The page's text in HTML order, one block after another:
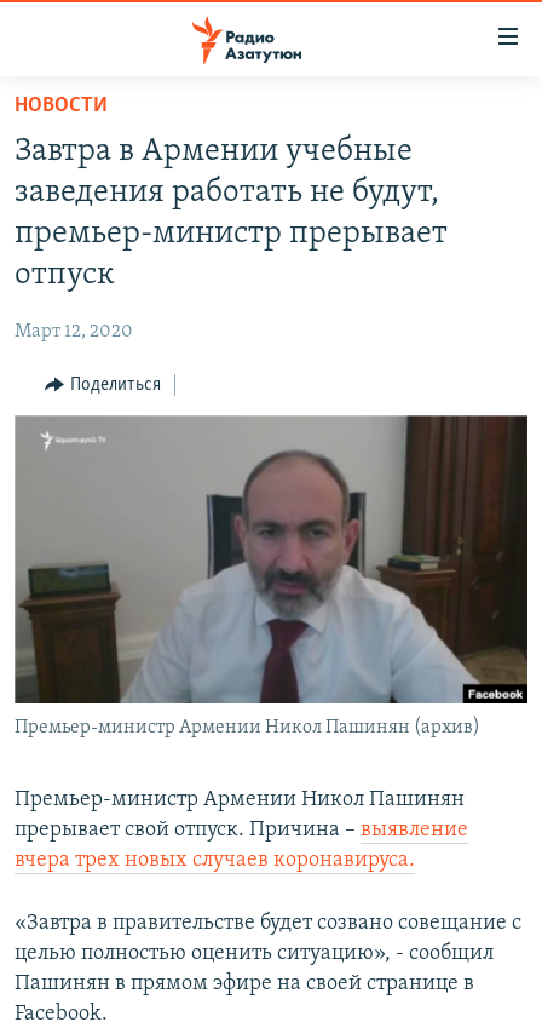
Перейти
основному
содержанию
основной
Перейти
поиску
НОВОСТИ
РЕГИОН
НАГОРНЫЙ КАРАБАХ
КУЛЬТУРА
Հայերեն
English
Русский
Все сайты Радио Азатутюн
НОВОСТИ
Завтра в Армении учебные
заведения работать не будут,
премьер-министр прерывает
отпуск
Март 12, 2020
Поделиться
Премьер-министр Армении Никол Пашинян (архив)
Премьер-министр Армении Никол Пашинян
прерывает свой отпуск. Причина – выявление
вчера трех новых случаев коронавируса.
«Завтра в правительстве будет созвано совещание с
целью полностью оценить ситуацию», - сообщил
Пашинян в прямом эфире на своей странице в
Facebook.